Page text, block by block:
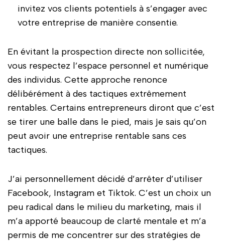
invitez vos clients potentiels à s’engager avec
votre entreprise de manière consentie.
En évitant la prospection directe non sollicitée,
vous respectez l’espace personnel et numérique
des individus. Cette approche renonce
délibérément à des tactiques extrêmement
rentables. Certains entrepreneurs diront que c’est
se tirer une balle dans le pied, mais je sais qu’on
peut avoir une entreprise rentable sans ces
tactiques.
J’ai personnellement décidé d’arrêter d’utiliser
Facebook, Instagram et Tiktok. C’est un choix un
peu radical dans le milieu du marketing, mais il
m’a apporté beaucoup de clarté mentale et m’a
permis de me concentrer sur des stratégies de